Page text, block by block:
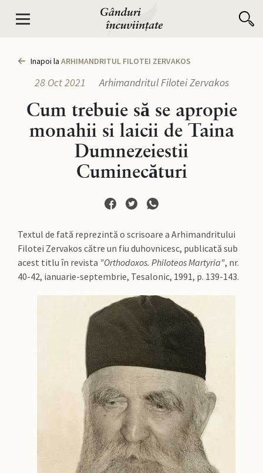
Inapoi la ARHIMANDRITUL FILOTEI ZERVAKOS
28 Oct 2021 Arhimandritul Filotei Zervakos
Cum trebuie să se apropie
monahii si laicii de Taina
Dumnezeiestii
Cuminecături
Textul de fată reprezintă o scrisoare a Arhimandritului
Filotei Zervakos către un fiu duhovnicesc, publicată sub
acest titlu în revista "Orthodoxos. Philoteos Martyria", nr.
40-42, ianuarie-septembrie, Tesalonic, 1991, p. 139-143.